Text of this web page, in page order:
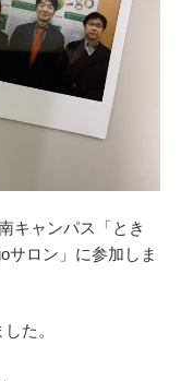
キャンパス「とき
サロン」に参加しま
た。